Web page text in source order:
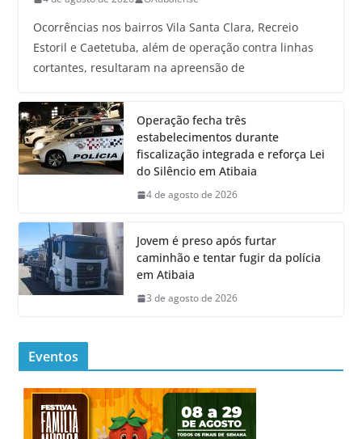
Ocorrências nos bairros Vila Santa Clara, Recreio
Estoril e Caetetuba, além de operação contra linhas
cortantes, resultaram na apreensão de
Operação fecha três
estabelecimentos durante
fiscalização integrada e reforça Lei
do Silêncio em Atibaia
4 de agosto de 2026
Jovem é preso após furtar
caminhão e tentar fugir da polícia
em Atibaia
3 de agosto de 2026
Eventos